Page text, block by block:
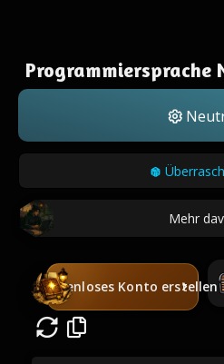
Programmiersprache
Mehr
Kostenloses Konto erstellen